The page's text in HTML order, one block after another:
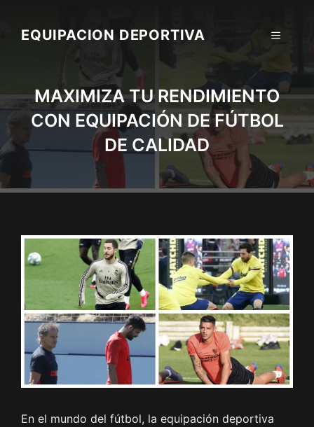
contentEQUIPACION DEPORTIVA MENU
MAXIMIZA TU RENDIMIENTO
CON EQUIPACIÓN DE FÚTBOL
DE CALIDAD
En el mundo del fútbol, la equipación deportiva